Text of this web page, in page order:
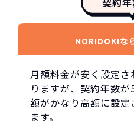
NORIDOKIな
月額料金が安く設定
りますが、契約年数
額がかなり高額に設定
ます。